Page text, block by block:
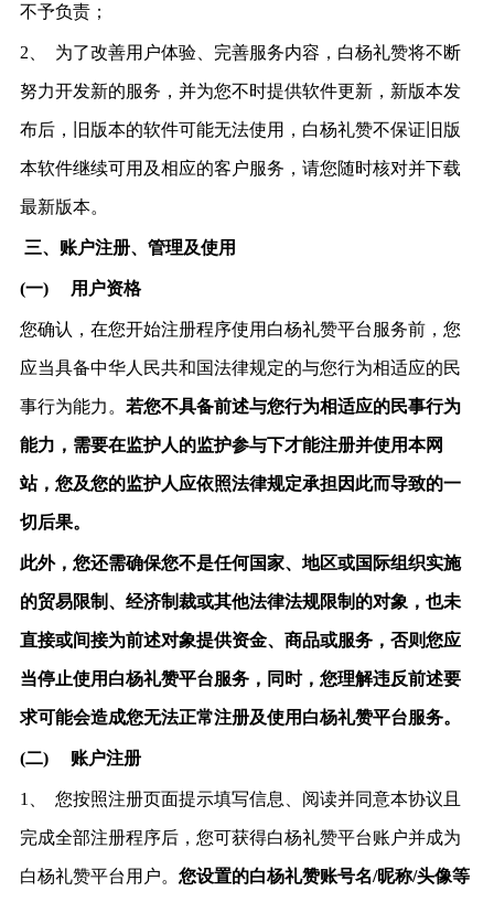
不予负责；
2、 为了改善用户体验、完善服务内容，白杨礼赞将不断
努力开发新的服务，并为您不时提供软件更新，新版本发
布后，旧版本的软件可能无法使用，白杨礼赞不保证旧版
本软件继续可用及相应的客户服务，请您随时核对并下载
最新版本。
三、账户注册、管理及使用
(一) 用户资格
您确认，在您开始注册程序使用白杨礼赞平台服务前，您
应当具备中华人民共和国法律规定的与您行为相适应的民
事行为能力。 若您不具备前述与您行为相适应的民事行为
能力，需要在监护人的监护参与下才能注册并使用本网
站，您及您的监护人应依照法律规定承担因此而导致的一
切后果。
此外，您还需确保您不是任何国家、地区或国际组织实施
的贸易限制、经济制裁或其他法律法规限制的对象，也未
直接或间接为前述对象提供资金、商品或服务，否则您应
当停止使用白杨礼赞平台服务，同时，您理解违反前述要
求可能会造成您无法正常注册及使用白杨礼赞平台服务。
(二) 账户注册
1、 您按照注册页面提示填写信息、阅读并同意本协议且
完成全部注册程序后，您可获得白杨礼赞平台账户并成为
白杨礼赞平台 用户。 您设置的白杨礼赞账号名/昵称/头像等